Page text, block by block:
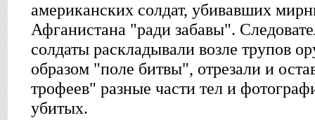
американских солдат, убивавших
Афганистана "ради забавы".
солдаты раскладывали возле трупов
образом "поле битвы", отрезали и
трофеев" разные части тел и
убитых.